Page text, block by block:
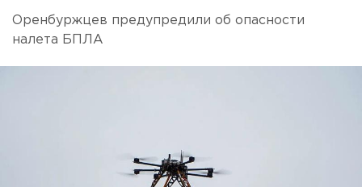
Оренбуржцев предупредили об опасности
налета БПЛА